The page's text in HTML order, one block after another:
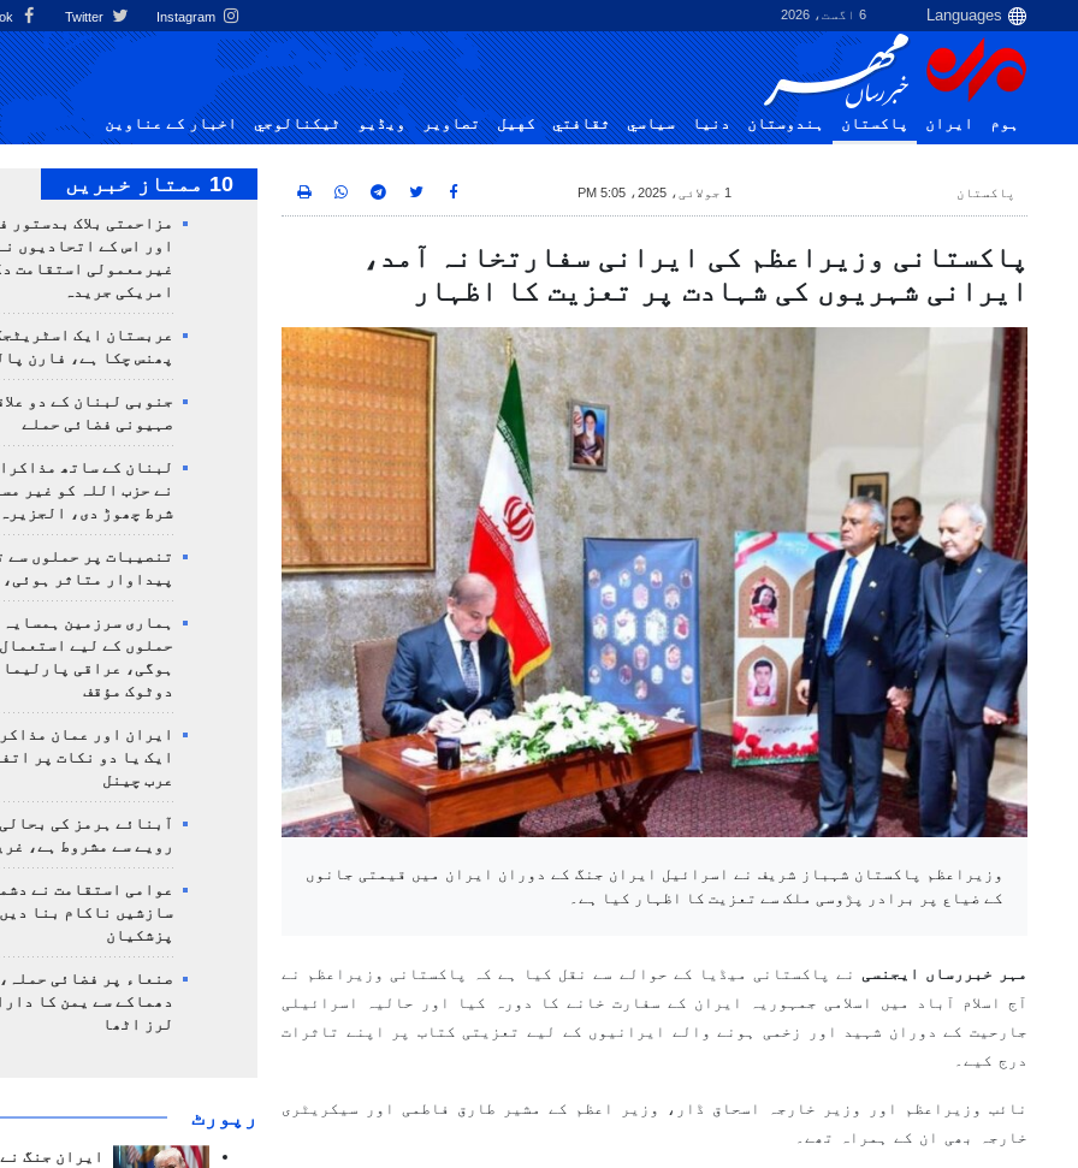
6 اگست، 2026 Instagram
ہوم ایران پاکستان ہندوستان دنیا سياسي ثقافتي کهيل تصاوير ویڈیو ٹيكنالوجي اخبار کے عناوین
پاکستان 1 جولائی، 2025، 5:05 PM
پاکستانی وزیراعظم کی ایرانی سفارتخانہ آمد،
ایرانی شہریوں کی شہادت پر تعزیت کا اظہار
وزیراعظم پاکستان شہباز شریف نے اسرائیل ایران جنگ کے دوران ایران میں قیمتی جانوں
کے ضیاع پر برادر پڑوسی ملک سے تعزیت کا اظہار کیا ہے۔
مہر خبررساں ایجنسی نے پاکستانی میڈیا کے حوالے سے نقل کیا ہے کہ پاکستانی وزیراعظم نے
آج اسلام آباد میں اسلامی جمہوریہ ایران کے سفارت خانے کا دورہ کیا اور حالیہ اسرائیلی
جارحیت کے دوران شہید اور زخمی ہونے والے ایرانیوں کے لیے تعزیتی کتاب پر اپنے تاثرات
درج کیے۔
نائب وزیراعظم اور وزیر خارجہ اسحاق ڈار، وزیر اعظم کے مشیر طارق فاطمی اور سیکریٹری
خارجہ بھی ان کے ہمراہ تھے۔
10 ممتاز خبریں
مزاحمتی بلاک بدستور
اور اس کے اتحادیوں
غیرمعمولی استقامت
امریکی جریدہ
عربستان ایک
پھنس چکا ہے، فارن
جنوبی لبنان کے دو
صہیونی فضائی حملے
لبنان کے ساتھ
نے حزب اللہ کو غیر
شرط چھوڑ دی، الجزیرہ
تنصیبات پر حملوں سے
پیداوار متاثر ہوئی،
ہماری سرزمین ہمسایہ
حملوں کے لیے
ہوگی، عراقی
دوٹوک مؤقف
ایران اور عمان
ایک یا دو نکات پر
عرب چینل
آبنائے ہرمز کی
رویے سے مشروط ہے،
عوامی استقامت نے
سازشیں ناکام بنا
پزشکیان
صنعاء پر فضائی
دھماکے سے یمن کا
لرز اٹھا
رپورٹ
ایران جنگ